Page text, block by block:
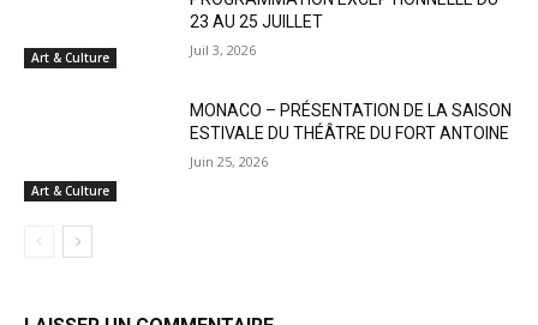
Art & Culture
23 AU 25 JUILLET
Juil 3, 2026
Art & Culture
MONACO – PRÉSENTATION DE LA SAISON
ESTIVALE DU THÉÂTRE DU FORT ANTOINE
Juin 25, 2026